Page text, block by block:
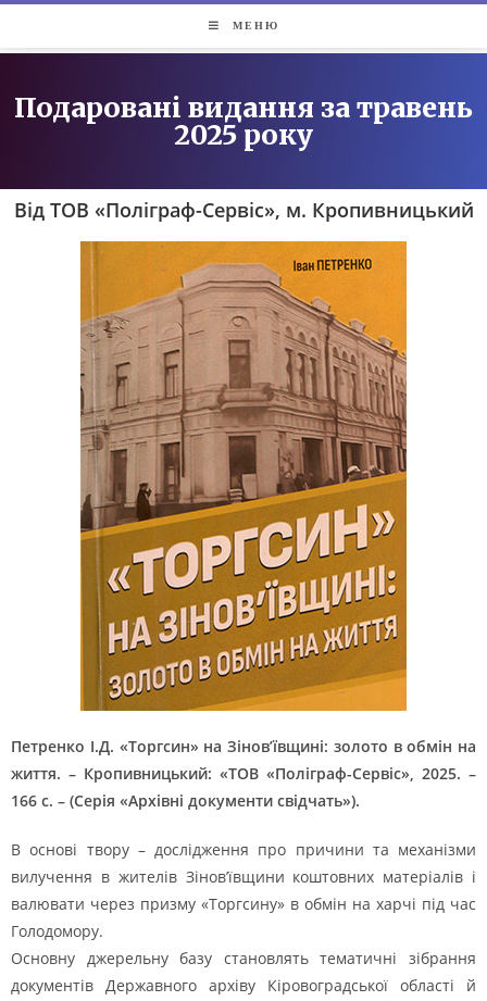
МЕНЮ
Подаровані видання за травень
2025 року
Від ТОВ «Поліграф-Сервіс», м. Кропивницький
Петренко І.Д. «Торгсин» на Зінов’ївщині: золото в обмін на
життя. – Кропивницький: «ТОВ «Поліграф-Сервіс», 2025. –
166 с. – (Серія «Архівні документи свідчать»).
В основі твору – дослідження про причини та механізми
вилучення в жителів Зінов’ївщини коштовних матеріалів і
валювати через призму «Торгсину» в обмін на харчі під час
Голодомору.
Основну джерельну базу становлять тематичні зібрання
документів Державного архіву Кіровоградської області й